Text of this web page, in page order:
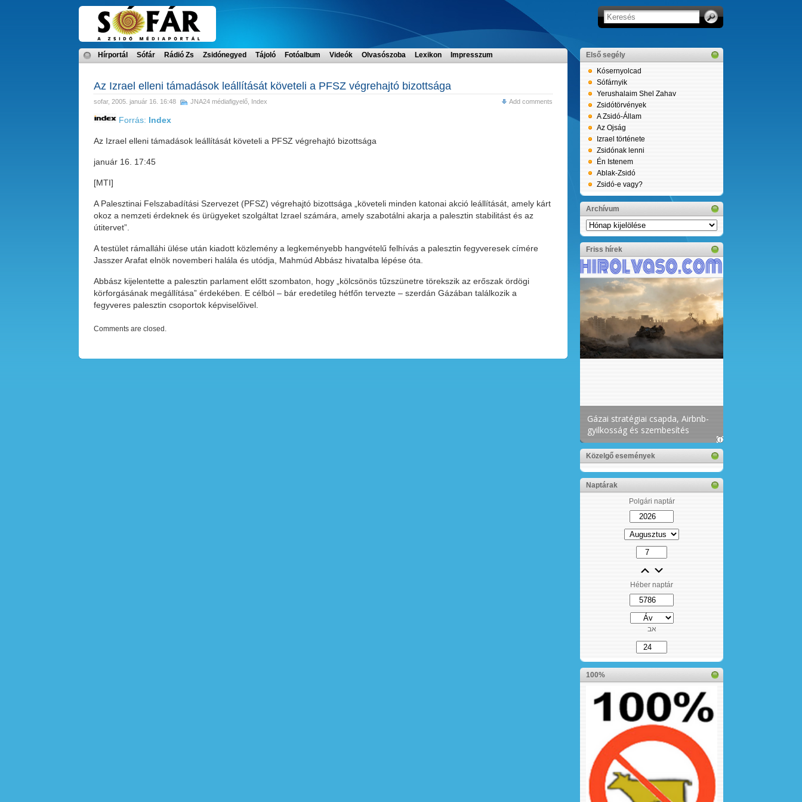
Hírportál Sófár Rádió Zs Zsidónegyed Tájoló Fotóalbum Videók Olvasószoba Lexikon Impresszum
Az Izrael elleni támadások leállítását követeli a PFSZ végrehajtó bizottsága
sofar, 2005. január 16. 16:48 JNA24 médiafigyelő Index Add comments
Forrás: Index
Az Izrael elleni támadások leállítását követeli a PFSZ végrehajtó bizottsága
január 16. 17:45
[MTI]
A Palesztinai Felszabadítási Szervezet (PFSZ) végrehajtó bizottsága „követeli minden katonai akció leállítását, amely kárt
okoz a nemzeti érdeknek és ürügyeket szolgáltat Izrael számára, amely szabotálni akarja a palesztin stabilitást és az
útitervet”.
A testület rámalláhi ülése után kiadott közlemény a legkeményebb hangvételű felhívás a palesztin fegyveresek címére
Jasszer Arafat elnök novemberi halála és utódja, Mahmúd Abbász hivatalba lépése óta.
Abbász kijelentette a palesztin parlament előtt szombaton, hogy „kölcsönös tűzszünetre törekszik az erőszak ördögi
körforgásának megállítása” érdekében. E célból – bár eredetileg hétfőn tervezte – szerdán Gázában találkozik a
fegyveres palesztin csoportok képviselőivel.
Comments are closed.
Első segély
Kósernyolcad
Sófárnyik
Yerushalaim Shel Zahav
Zsidótörvények
A Zsidó-Állam
Az Ojság
Izrael története
Zsidónak lenni
Én Istenem
Ablak-Zsidó
Zsidó-e vagy?
Archívum
Archívum
Friss hírek
Közelgő események
Naptárak
Polgári naptár
Héber naptár
אב
100%